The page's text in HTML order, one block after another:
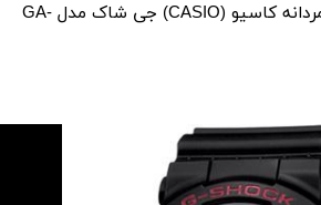
ویدئوها ساعت مچی مردانه کاسیو (CASIO) جی شاک مدل GA-